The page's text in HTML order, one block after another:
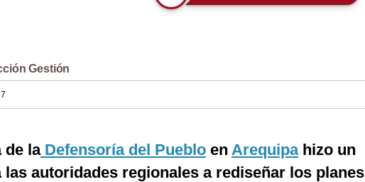
Gestión
de laDefensoría del Pueblo en Arequipahizo un
las autoridades regionales a rediseñar los planes